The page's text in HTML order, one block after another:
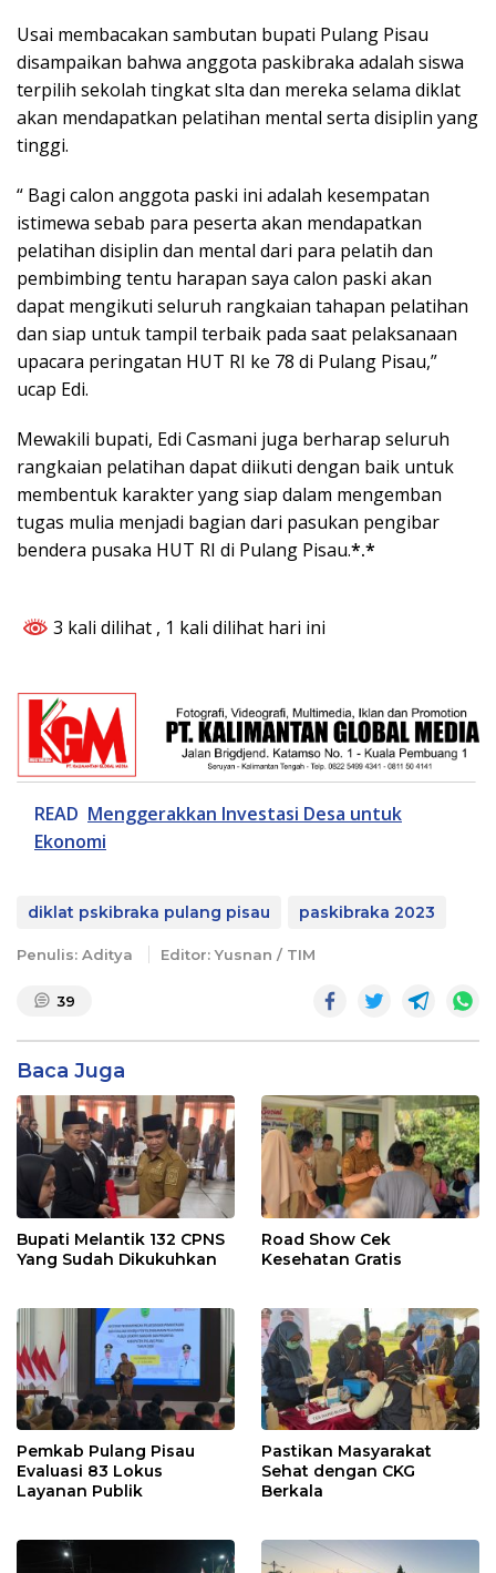
Usai membacakan sambutan bupati Pulang Pisau
disampaikan bahwa anggota paskibraka adalah siswa
terpilih sekolah tingkat slta dan mereka selama diklat
akan mendapatkan pelatihan mental serta disiplin yang
tinggi.
“ Bagi calon anggota paski ini adalah kesempatan
istimewa sebab para peserta akan mendapatkan
pelatihan disiplin dan mental dari para pelatih dan
pembimbing tentu harapan saya calon paski akan
dapat mengikuti seluruh rangkaian tahapan pelatihan
dan siap untuk tampil terbaik pada saat pelaksanaan
upacara peringatan HUT RI ke 78 di Pulang Pisau,”
ucap Edi.
Mewakili bupati, Edi Casmani juga berharap seluruh
rangkaian pelatihan dapat diikuti dengan baik untuk
membentuk karakter yang siap dalam mengemban
tugas mulia menjadi bagian dari pasukan pengibar
bendera pusaka HUT RI di Pulang Pisau.*.*
3 kali dilihat , 1 kali dilihat hari ini
READ Menggerakkan Investasi Desa untuk
Ekonomi
diklat pskibraka pulang pisau paskibraka 2023
Penulis: Aditya Editor: Yusnan / TIM
39
Baca Juga
Bupati Melantik 132 CPNS
Yang Sudah Dikukuhkan
Road Show Cek
Kesehatan Gratis
Pemkab Pulang Pisau
Evaluasi 83 Lokus
Layanan Publik
Pastikan Masyarakat
Sehat dengan CKG
Berkala